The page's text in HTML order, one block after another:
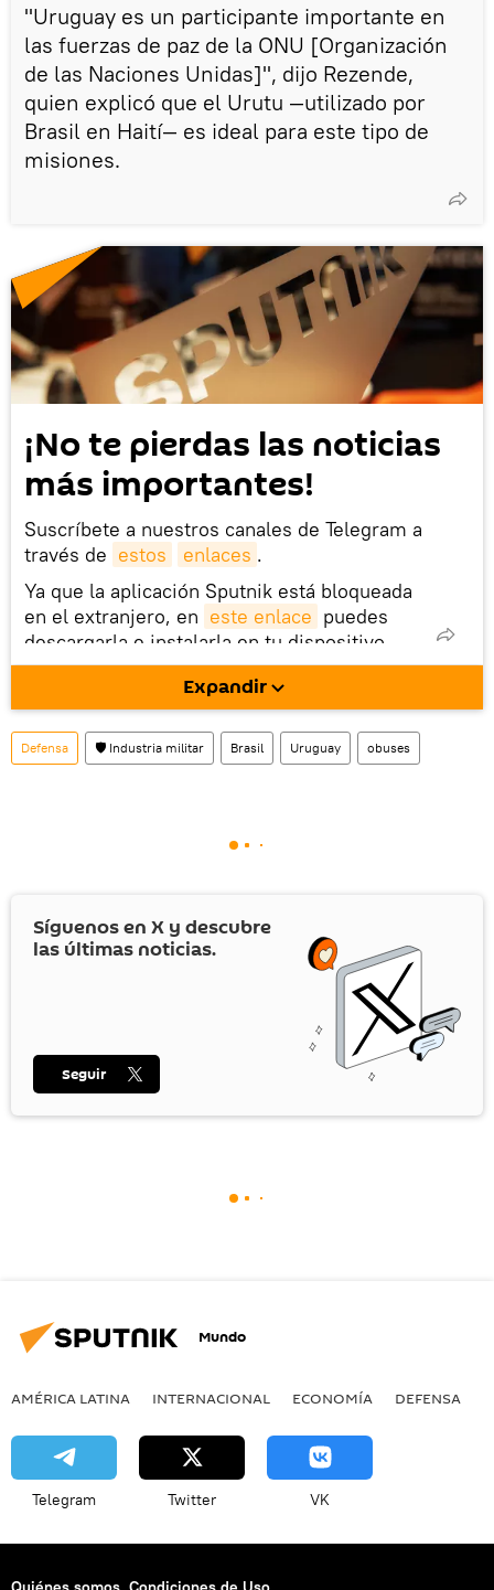
"Uruguay es un participante importante en
las fuerzas de paz de la ONU [Organización
de las Naciones Unidas]", dijo Rezende,
quien explicó que el Urutu —utilizado por
Brasil en Haití— es ideal para este tipo de
misiones.
¡No te pierdas las noticias
más importantes!
Suscríbete a nuestros canales de Telegram a
través de estos enlaces .
Ya que la aplicación Sputnik está bloqueada
en el extranjero, en este enlace puedes
descargarla e instalarla en tu dispositivo
móvil (¡solo para Android!).
Expandir
Defensa 🛡️ Industria militar Brasil Uruguay obuses
Síguenos en X y descubre
las últimas noticias.
Seguir
Mundo
AMÉRICA LATINA INTERNACIONAL ECONOMÍA DEFENSA
Telegram Twitter VK